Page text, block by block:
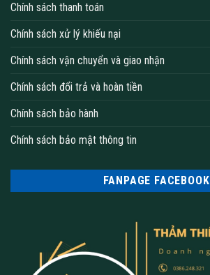
Chính sách thanh toán
Chính sách xử lý khiếu nại
Chính sách vận chuyển và giao nhận
Chính sách đổi trả và hoàn tiền
Chính sách bảo hành
Chính sách bảo mật thông tin
FANPAGE FACEBOOK